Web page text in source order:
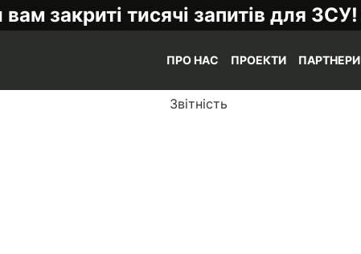
закриті тисячі запитів для ЗСУ!
ПРО НАС ПРОЕКТИ ПАРТНЕРИ
Звітність